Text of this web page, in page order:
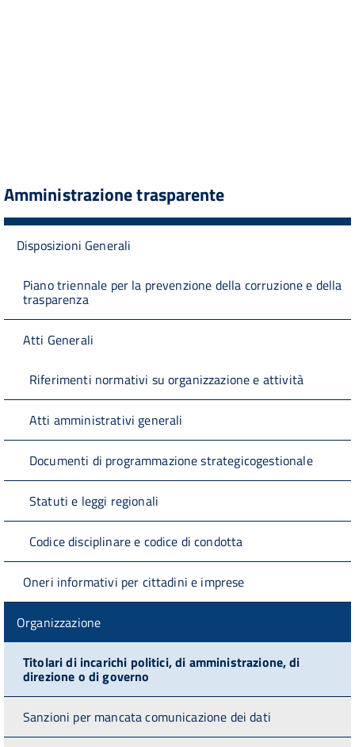
Amministrazione trasparente
Disposizioni Generali
Piano triennale per la prevenzione della corruzione e della
trasparenza
Atti Generali
Riferimenti normativi su organizzazione e attività
Atti amministrativi generali
Documenti di programmazione strategicogestionale
Statuti e leggi regionali
Codice disciplinare e codice di condotta
Oneri informativi per cittadini e imprese
Organizzazione
Titolari di incarichi politici, di amministrazione, di
direzione o di governo
Sanzioni per mancata comunicazione dei dati